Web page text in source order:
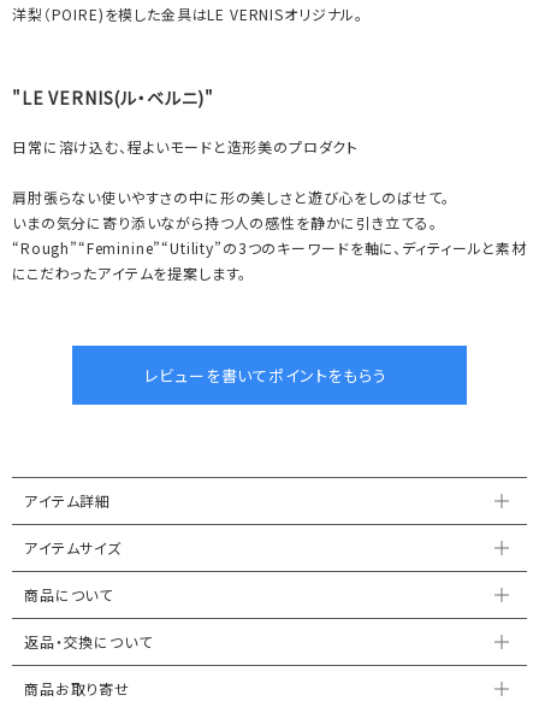
洋梨（POIRE)を模した金具はLE VERNISオリジナル。
"LE VERNIS(ル・ベルニ)"
日常に溶け込む、程よいモードと造形美のプロダクト
肩肘張らない使いやすさの中に形の美しさと遊び心をしのばせて。
いまの気分に寄り添いながら持つ人の感性を静かに引き立てる。
“Rough”“Feminine”“Utility”の3つのキーワードを軸に、ディティールと素材
にこだわったアイテムを提案します。
アイテム詳細
アイテムサイズ
商品について
返品・交換について
商品お取り寄せ